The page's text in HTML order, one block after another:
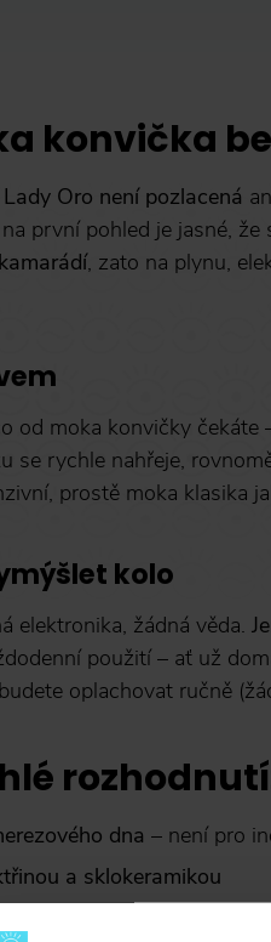
konvička
Lady Oro není pozlacená
první pohled je jasné,
, zato na plynu,
od moka konvičky čekáte
se rychle nahřeje,
prostě moka klasika
kolo
elektronika, žádná věda.
použití – ať už
oplachovat ručně
dna – není pro
a sklokeramikou
2 až po 9 šálků